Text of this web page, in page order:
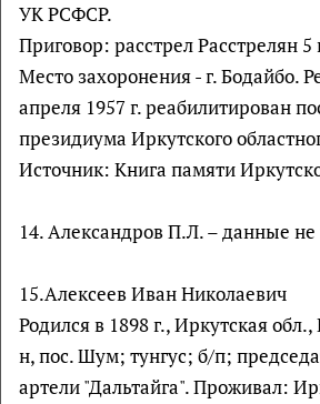
УК РСФСР.
Приговор: расстрел Расстрелян 5
Место захоронения - г. Бодайбо.
апреля 1957 г. реабилитирован
президиума Иркутского
Источник: Книга памяти
14. Александров П.Л. – данные
15.Алексеев Иван Николаевич
Родился в 1898 г., Иркутская
н, пос. Шум; тунгус; б/п;
артели "Дальтайга". Проживал: